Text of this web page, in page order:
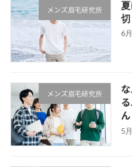
メンズ眉毛研究所
切
6
メンズ眉毛研究所
ん
5